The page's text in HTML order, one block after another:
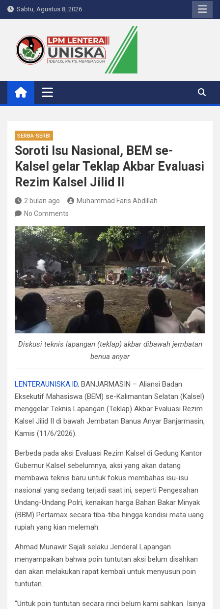
Skip
to
Sabtu, Agustus 8, 2026
LPM Lentera Uniska
Portal Berita Kampus
SERBA-SERBI
Soroti Isu Nasional, BEM se-
Kalsel gelar Teklap Akbar Evaluasi
Rezim Kalsel Jilid II
2 bulan ago
Muhammad Faris Abdillah
No Comments
Diskusi teknis lapangan (teklap) akbar dibawah jembatan
benua anyar
LENTERAUNISKA.ID, BANJARMASIN – Aliansi Badan
Eksekutif Mahasiswa (BEM) se-Kalimantan Selatan (Kalsel)
menggelar Teknis Lapangan (Teklap) Akbar Evaluasi Rezim
Kalsel Jilid II di bawah Jembatan Banua Anyar Banjarmasin,
Kamis (11/6/2026).
Berbeda pada aksi Evaluasi Rezim Kalsel di Gedung Kantor
Gubernur Kalsel sebelumnya, aksi yang akan datang
membawa teknis baru untuk fokus membahas isu-isu
nasional yang sedang terjadi saat ini, seperti Pengesahan
Undang-Undang Polri, kenaikan harga Bahan Bakar Minyak
(BBM) Pertamax secara tiba-tiba hingga kondisi mata uang
rupiah yang kian melemah.
Ahmad Munawir Sajali selaku Jenderal Lapangan
menyampaikan bahwa poin tuntutan aksi belum disahkan
dan akan melakukan rapat kembali untuk menyusun poin
tuntutan.
“Untuk poin tuntutan secara rinci belum kami sahkan. Isinya